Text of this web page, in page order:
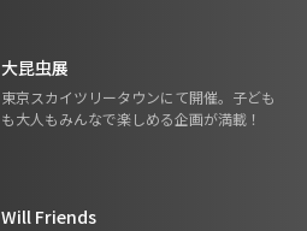
大昆虫展
東京スカイツリータウンにて開催。子ども
も大人もみんなで楽しめる企画が満載！
Will Friends